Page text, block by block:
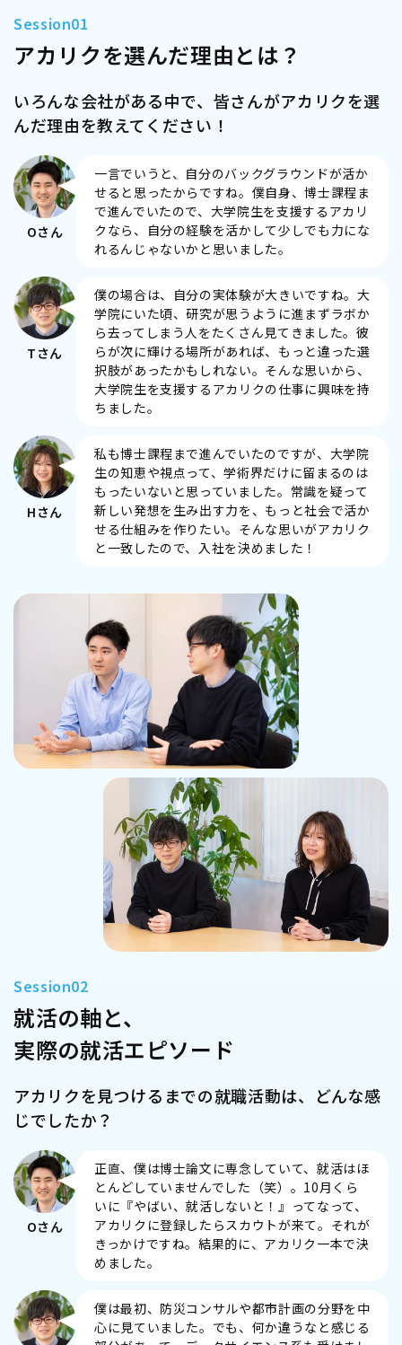
アカリクを選んだ理由とは？
いろんな会社がある中で、皆さんがアカリクを選
んだ理由を教えてください！
Oさん
一言でいうと、自分のバックグラウンドが活か
せると思ったからですね。僕自身、博士課程ま
で進んでいたので、大学院生を支援するアカリ
クなら、自分の経験を活かして少しでも力にな
れるんじゃないかと思いました。
Tさん
僕の場合は、自分の実体験が大きいですね。大
学院にいた頃、研究が思うように進まずラボか
ら去ってしまう人をたくさん見てきました。彼
らが次に輝ける場所があれば、もっと違った選
択肢があったかもしれない。そんな思いから、
大学院生を支援するアカリクの仕事に興味を持
ちました。
Hさん
私も博士課程まで進んでいたのですが、大学院
生の知恵や視点って、学術界だけに留まるのは
もったいないと思っていました。常識を疑って
新しい発想を生み出す力を、もっと社会で活か
せる仕組みを作りたい。そんな思いがアカリク
と一致したので、入社を決めました！
就活の軸と、
実際の就活エピソード
アカリクを見つけるまでの就職活動は、どんな感
じでしたか？
Oさん
正直、僕は博士論文に専念していて、就活はほ
とんどしていませんでした（笑）。10月くら
いに『やばい、就活しないと！』ってなって、
アカリクに登録したらスカウトが来て。それが
きっかけですね。結果的に、アカリク一本で決
めました。
僕は最初、防災コンサルや都市計画の分野を中
心に見ていました。でも、何か違うなと感じる